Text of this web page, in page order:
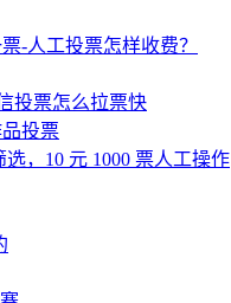
-人工投票怎样收费？
投票怎么拉票快
投票
，10 元 1000 票人工操作